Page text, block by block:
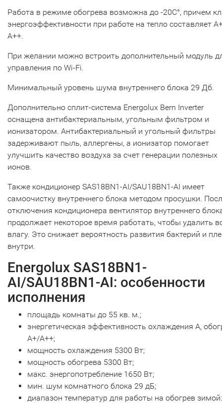
Работа в режиме обогрева возможна до -20С°, причем
энергоэффективности при работе на тепло составляет
А++.
При желании можно встроить дополнительный модуль
управления по Wi-Fi.
Минимальный уровень шума внутреннего блока 29 Дб.
Дополнительно сплит-система Energolux Bern Inverter
оснащена антибактериальным, угольным фильтром и
ионизатором. Антибактериальный и угольный фильтры
задерживают пыль, аллергены, а ионизатор помогает
улучшить качество воздуха за счет генерации полезных
ионов.
Также кондиционер SAS18BN1-AI/SAU18BN1-AI имеет
самоочистку внутреннего блока методом просушки.
отключения кондиционера вентилятор внутреннего
продолжает некоторое время работать, чтобы удалить
влагу. Это снижает вероятность развития бактерий и
внутри.
Energolux SAS18BN1-
AI/SAU18BN1-AI: особенности
исполнения
площадь комнаты до 55 кв. м.;
энергетическая эффективность охлаждения А,
А+/А++;
мощность охлаждения 5300 Вт;
мощность обогрева 5300 Вт;
макс. энергопотребление 1650 Вт;
мин. шум комнатного блока 29 дБ;
диапазон температур для работы на обогрев